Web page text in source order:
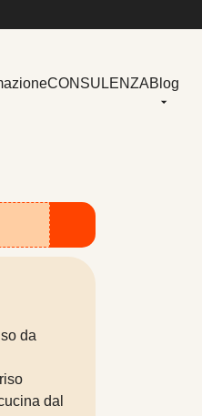
CONSULENZABlog
da
dal